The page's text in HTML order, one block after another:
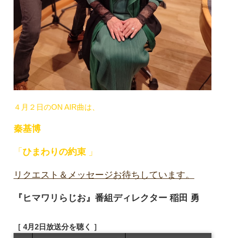
４月２日のON AIR曲は、
秦基博
「 ひまわりの約束 」
リクエスト＆メッセージお待ちしています。
『ヒマワリらじお』番組ディレクター 稲田 勇
［ 4月2日放送分を聴く ］